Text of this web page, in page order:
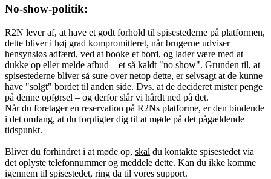
No-show-politik:
R2N lever af, at have et godt forhold til spisestederne på platformen,
dette bliver i høj grad kompromitteret, når brugerne udviser
hensynsløs adfærd, ved at booke et bord, og lader være med at
dukke op eller melde afbud – et så kaldt "no show". Grunden til, at
spisestederne bliver så sure over netop dette, er selvsagt at de kunne
have "solgt" bordet til anden side. Dvs. at de decideret mister penge
på denne opførsel – og derfor slår vi hårdt ned på det.
Når du foretager en reservation på R2Ns platforme, er den bindende
i det omfang, at du forpligter dig til at møde på det pågældende
tidspunkt.
Bliver du forhindret i at møde op, skal du kontakte spisestedet via
det oplyste telefonnummer og meddele dette. Kan du ikke komme
igennem til spisestedet, ring da til vores support.